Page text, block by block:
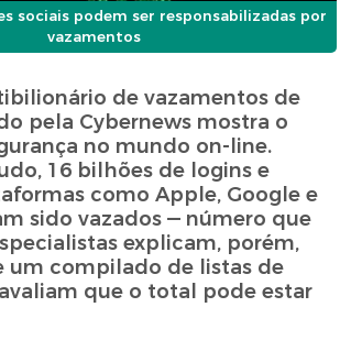
sociais podem ser responsabilizadas por
vazamentos
de vazamentos de
pela Cybernews mostra o
no mundo on-line.
16 bilhões de logins e
como Apple, Google e
sido vazados — número que
explicam, porém,
um compilado de listas de
que o total pode estar